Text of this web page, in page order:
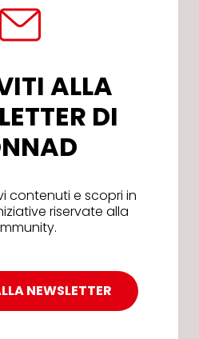
ALLA
DI
contenuti e scopri in
riservate alla
NEWSLETTER